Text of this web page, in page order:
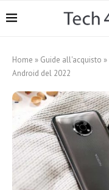
Home » Guide all'acquisto »
Android del 2022